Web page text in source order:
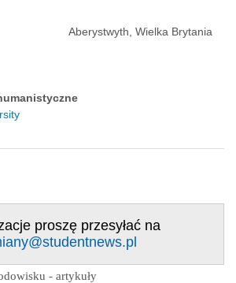
Aberystwyth, Wielka Brytania
proszę przesyłać na
- artykuły